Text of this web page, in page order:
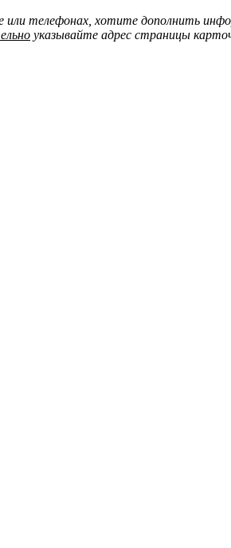
или телефонах, хотите дополнить
указывайте адрес страницы